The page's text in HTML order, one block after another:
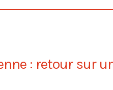
: retour sur